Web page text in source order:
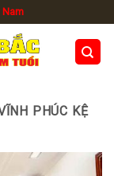
Nam
PHÚC KỆ